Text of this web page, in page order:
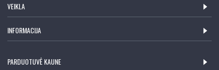
VEIKLA
INFORMACIJA
PARDUOTUVĖ KAUNE